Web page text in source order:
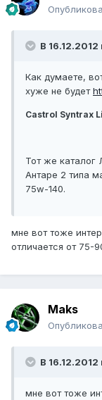
В
Как думаете,
хуже не будет
Castrol Syntrax
Тот же каталог
Антаре 2 типа
75w-140.
мне вот тоже
отличается от 75-
Maks
В 16.12.2012
мне вот тоже